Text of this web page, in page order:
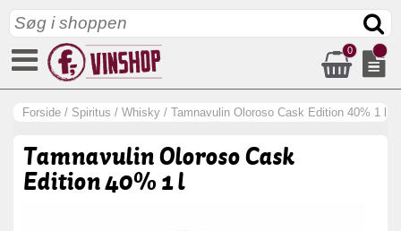
0
Forside / Spiritus / Whisky / Tamnavulin Oloroso Cask Edition 40% 1 l
Tamnavulin Oloroso Cask
Edition 40% 1 l